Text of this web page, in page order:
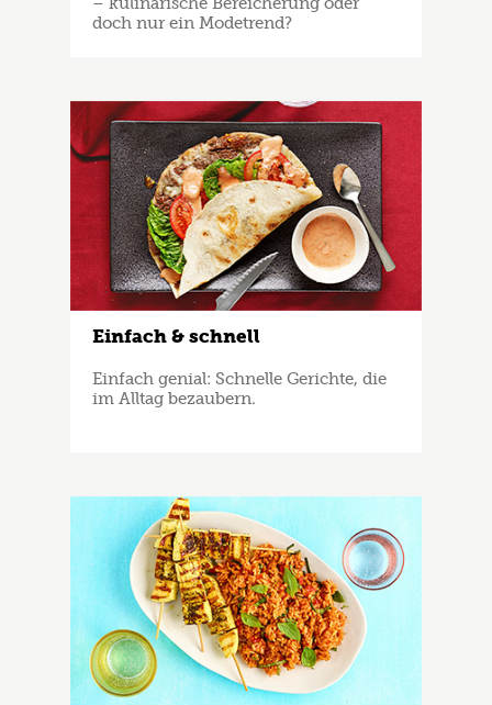
doch nur ein Modetrend?
Einfach & schnell
Einfach genial: Schnelle Gerichte, die
im Alltag bezaubern.